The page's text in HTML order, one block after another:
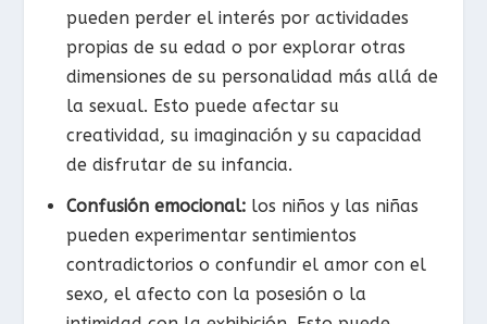
pueden perder el interés por actividades
propias de su edad o por explorar otras
dimensiones de su personalidad más allá de
la sexual. Esto puede afectar su
creatividad, su imaginación y su capacidad
de disfrutar de su infancia.
Confusión emocional: los niños y las niñas
pueden experimentar sentimientos
contradictorios o confundir el amor con el
sexo, el afecto con la posesión o la